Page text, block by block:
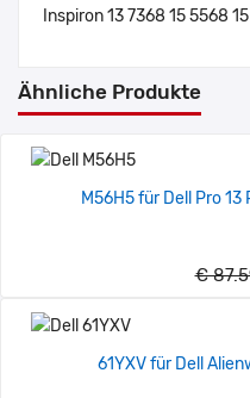
Inspiron 13 7368 15 5568
Ähnliche Produkte
M56H5 für Dell Pro 13
€
61YXV für Dell